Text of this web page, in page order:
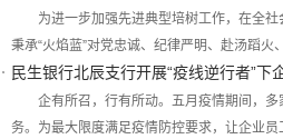
为进一步加强先进典型培树工作，在全
秉承“火焰蓝”对党忠诚、纪律严明、赴汤蹈火
民生银行北辰支行开展“疫线逆行者”下
企有所召，行有所动。五月疫情期间，
务。为最大限度满足疫情防控要求，让企业